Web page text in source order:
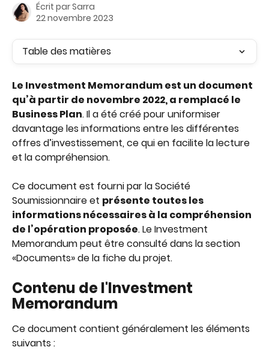
Écrit parSarra
22 novembre 2023
Table des matières
Le Investment Memorandum est un document
qu’à partir de novembre 2022, a remplacé le
Business Plan. Il a été créé pour uniformiser
davantage les informations entre les différentes
offres d’investissement, ce qui en facilite la lecture
et la compréhension.
Ce document est fourni par la Société
Soumissionnaire et présente toutes les
informations nécessaires à la compréhension
de l’opération proposée. Le Investment
Memorandum peut être consulté dans la section
«Documents» de la fiche du projet.
Contenu de l'Investment
Memorandum
Ce document contient généralement les éléments
suivants :